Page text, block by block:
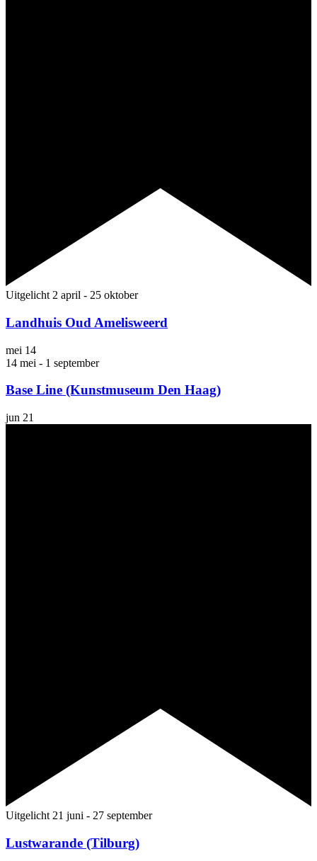
Uitgelicht 2 april - 25 oktober
Landhuis Oud Amelisweerd
mei 14
14 mei - 1 september
Base Line (Kunstmuseum Den Haag)
jun 21
Uitgelicht 21 juni - 27 september
Lustwarande (Tilburg)